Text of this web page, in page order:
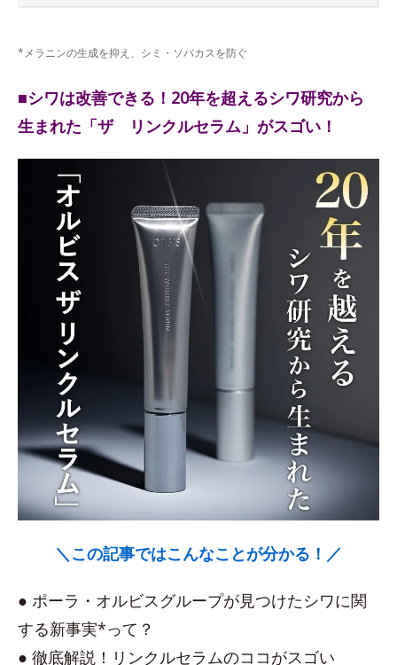
*メラニンの生成を抑え、シミ・ソバカスを防ぐ
■シワは改善できる！20年を超えるシワ研究から
生まれた「ザ リンクルセラム」がスゴい！
＼この記事ではこんなことが分かる！／
● ポーラ・オルビスグループが見つけたシワに関
する新事実*って？
● 徹底解説！リンクルセラムのココがスゴい